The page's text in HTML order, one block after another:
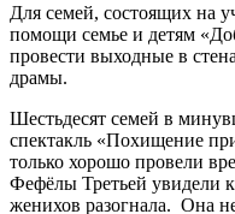
Для семей, состоящих на
помощи семье и детям
провести выходные в
драмы.
Шестьдесят семей в
спектакль «Похищение
только хорошо провели
Фефёлы Третьей увидели
женихов разогнала. Она